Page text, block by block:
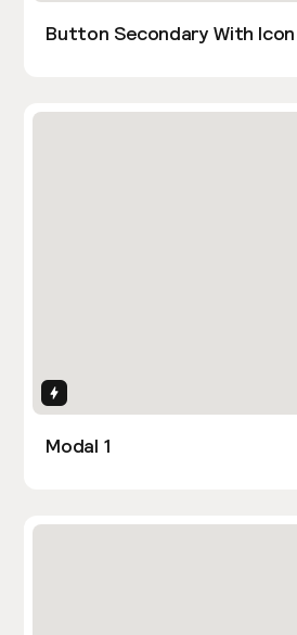
Button Secondary With Icon
Modal 1